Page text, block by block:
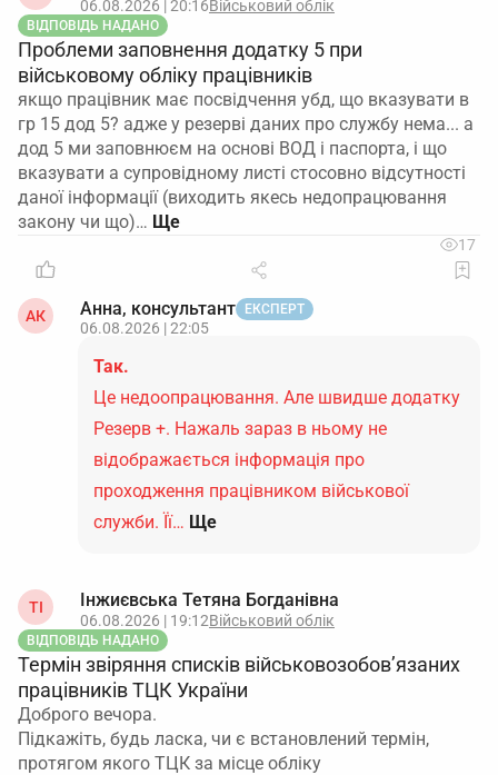
06.08.2026 | 20:16Військовий облік
ВІДПОВІДЬ НАДАНО
Проблеми заповнення додатку 5 при
військовому обліку працівників
якщо працівник має посвідчення убд, що вказувати в
гр 15 дод 5? адже у резерві даних про службу нема... а
дод 5 ми заповнюєм на основі ВОД і паспорта, і що
вказувати а супровідному листі стосовно відсутності
даної інформації (виходить якесь недопрацювання
закону чи що)…
17
АК Анна, консультант ЕКСПЕРТ
06.08.2026 | 22:05
Так.
Це недоопрацювання. Але швидше додатку
Резерв +. Нажаль зараз в ньому не
відображається інформація про
проходження працівником військової
служби. Її… Ще
ТІ Інжиєвська Тетяна Богданівна
06.08.2026 | 19:12Військовий облік
ВІДПОВІДЬ НАДАНО
Термін звіряння списків військовозобов’язаних
працівників ТЦК України
Доброго вечора.
Підкажіть, будь ласка, чи є встановлений термін,
протягом якого ТЦК за місце обліку